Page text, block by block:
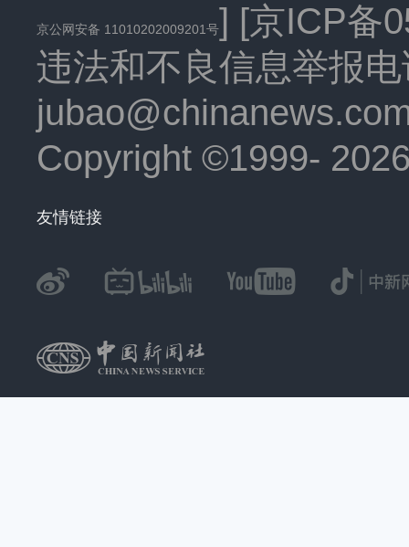
京公网安备 11010202009201号] [京ICP备
违法和不良信息举报
Copyright ©1999-
友情链接